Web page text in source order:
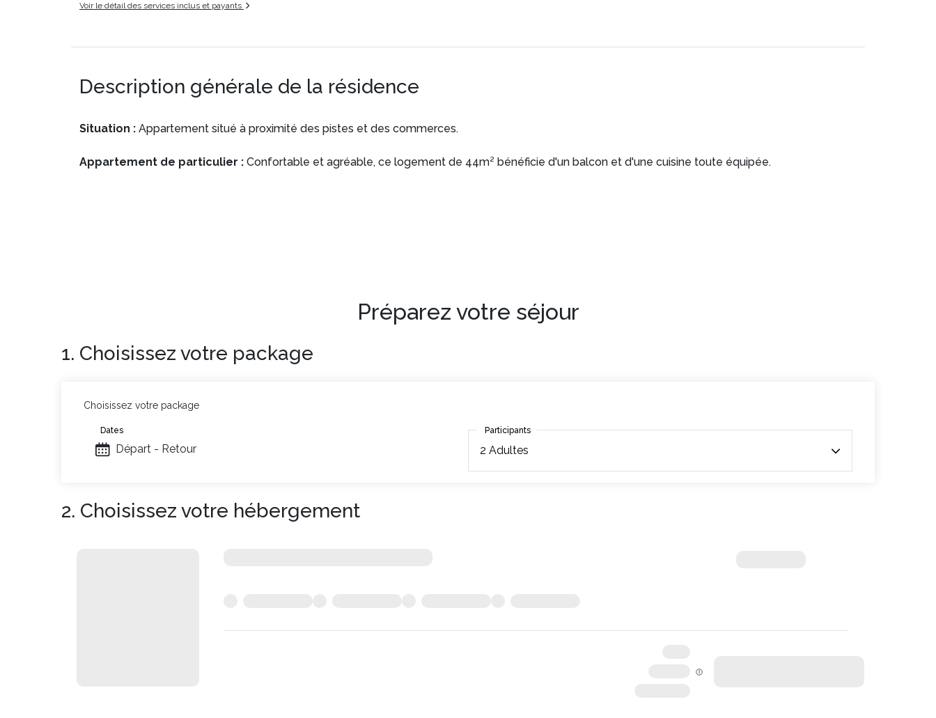
Voir le détail des services inclus et payants
Description générale de la résidence
Situation : Appartement situé à proximité des pistes et des commerces.
Appartement de particulier : Confortable et agréable, ce logement de 44m² bénéficie d'un balcon et d'une cuisine toute équipée.
Préparez votre séjour
1. Choisissez votre package
Choisissez votre package
Départ - Retour
Dates Participants
2 Adultes
Participants
2. Choisissez votre hébergement